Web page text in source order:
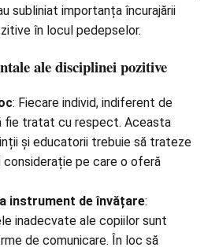
subliniat importanța încurajării
în locul pedepselor.
ale disciplinei pozitive
: Fiecare individ, indiferent de
fie tratat cu respect. Aceasta
și educatorii trebuie să trateze
considerație pe care o oferă
instrument de învățare:
inadecvate ale copiilor sunt
de comunicare. În loc să